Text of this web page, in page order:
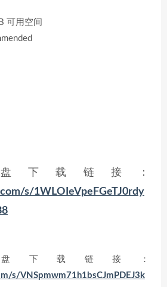
可用空间
下载链接：
s/1WLOIeVpeFGeTJ0rdy
下载链接：
s/VNSpmwm71h1bsCJmPDEJ3k